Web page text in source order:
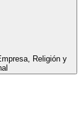
Religión y